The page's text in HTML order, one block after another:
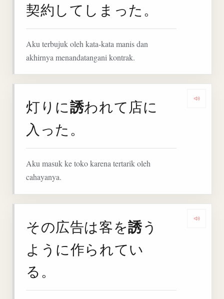
契約してしまった。
Aku terbujuk oleh kata-kata manis dan
akhirnya menandatangani kontrak.
灯りに誘われて店に
入った。
Aku masuk ke toko karena tertarik oleh
cahayanya.
その広告は客を誘う
ように作られてい
る。